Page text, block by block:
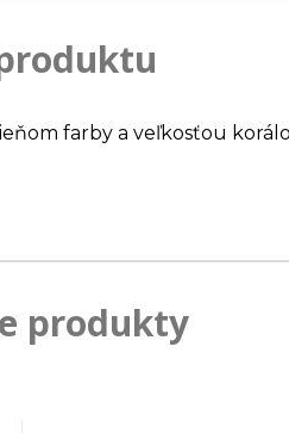
farby a veľkosťou
produkty